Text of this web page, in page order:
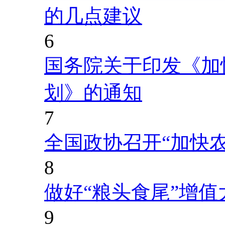
的几点建议
6
国务院关于印发《
划》的通知
7
全国政协召开“加快
8
做好“粮头食尾”增值
9